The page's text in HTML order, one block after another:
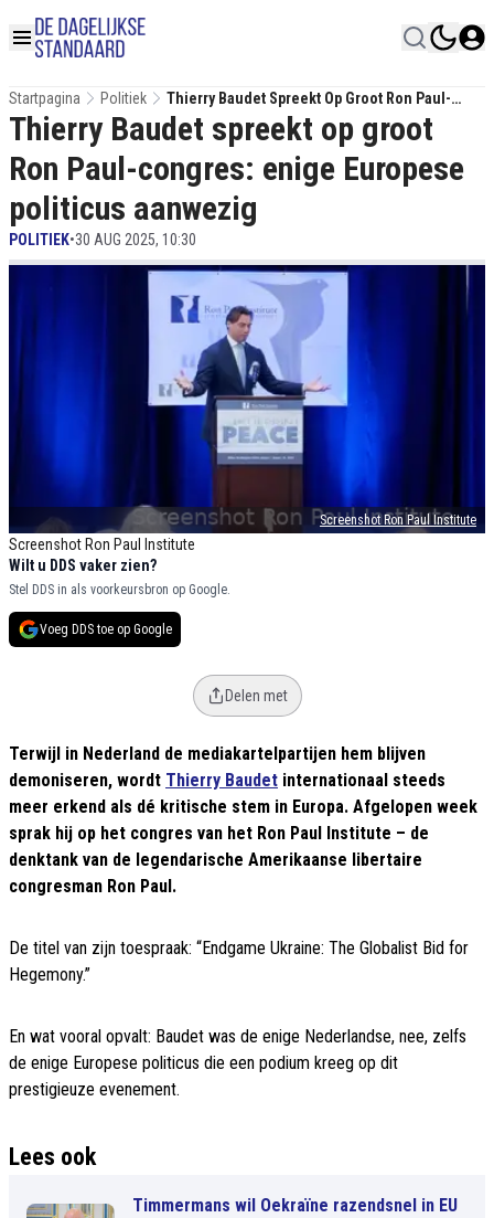
Startpagina Politiek
Thierry Baudet Spreekt Op Groot Ron Paul-
Congres: Enige Europese Politicus Aanwezig
Screenshot Ron Paul Institute
Screenshot Ron Paul Institute
Thierry Baudet spreekt op groot
Ron Paul-congres: enige Europese
politicus aanwezig
POLITIEK•30 AUG 2025, 10:30
Wilt u DDS vaker zien?
Stel DDS in als voorkeursbron op Google.
Voeg DDS toe op Google
Delen met
Terwijl in Nederland de mediakartelpartijen hem blijven
demoniseren, wordt Thierry Baudet internationaal steeds
meer erkend als dé kritische stem in Europa. Afgelopen week
sprak hij op het congres van het Ron Paul Institute – de
denktank van de legendarische Amerikaanse libertaire
congresman Ron Paul.
De titel van zijn toespraak: “Endgame Ukraine: The Globalist Bid for
Hegemony.”
En wat vooral opvalt: Baudet was de enige Nederlandse, nee, zelfs
de enige Europese politicus die een podium kreeg op dit
prestigieuze evenement.
Lees ook
Timmermans wil Oekraïne razendsnel in EU